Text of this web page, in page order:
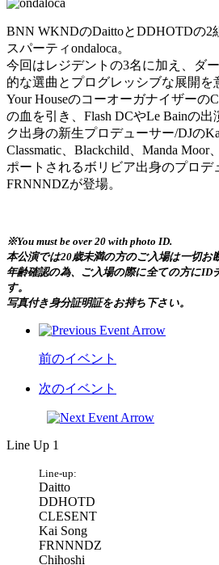
BNN WKNDのDaittoとDDHOTDの2
スパーティondaloca。
今回はレジデントの3名に加え、ダ
的な選曲とプログレッシブな展開を
Your Houseのコーオーガナイザーの
の血を引き、Flash DCやLe Bainの
ク出身の新生プロデューサー/DJの
Classmatic、Blackchild、Manda Moor
ポートされるボリビア出身のプロデ
FRNNNDZが登場。
※You must be over 20 with photo ID.
本公演では20歳未満の方のご入場は一切お
年齢確認の為、ご入場の際に全ての方に
す。
写真付き身分証明証をお持ち下さい。
前のイベント
次のイベント
Line Up 1
Line-up:
Daitto
DDHOTD
CLESENT
Kai Song
FRNNNDZ
Chihoshi